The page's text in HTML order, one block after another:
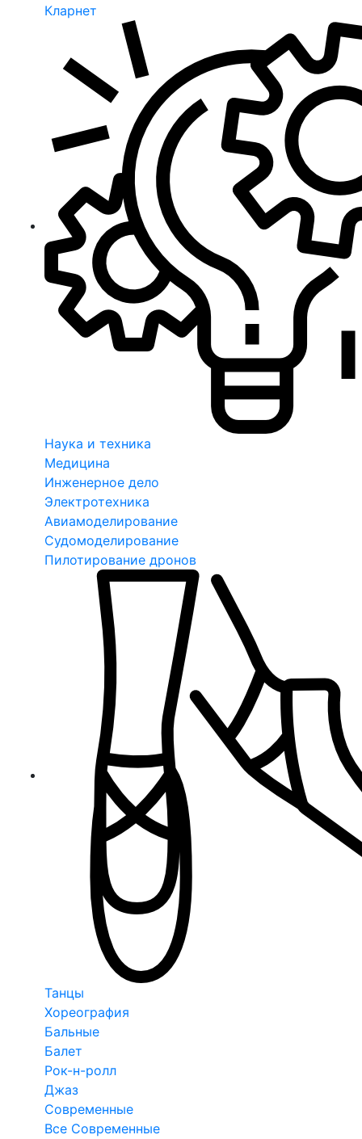
Кларнет
Наука и техника
Медицина
Инженерное дело
Электротехника
Авиамоделирование
Судомоделирование
Пилотирование дронов
Танцы
Хореография
Бальные
Балет
Рок-н-ролл
Джаз
Современные
Все Современные